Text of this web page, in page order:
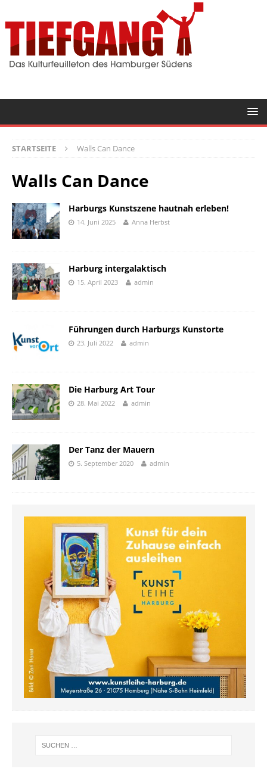
STARTSEITE Walls Can Dance
Walls Can Dance
Harburgs Kunstszene hautnah erleben!
14. Juni 2025 Anna Herbst
Harburg intergalaktisch
15. April 2023 admin
Führungen durch Harburgs Kunstorte
23. Juli 2022 admin
Die Harburg Art Tour
28. Mai 2022 admin
Der Tanz der Mauern
5. September 2020 admin